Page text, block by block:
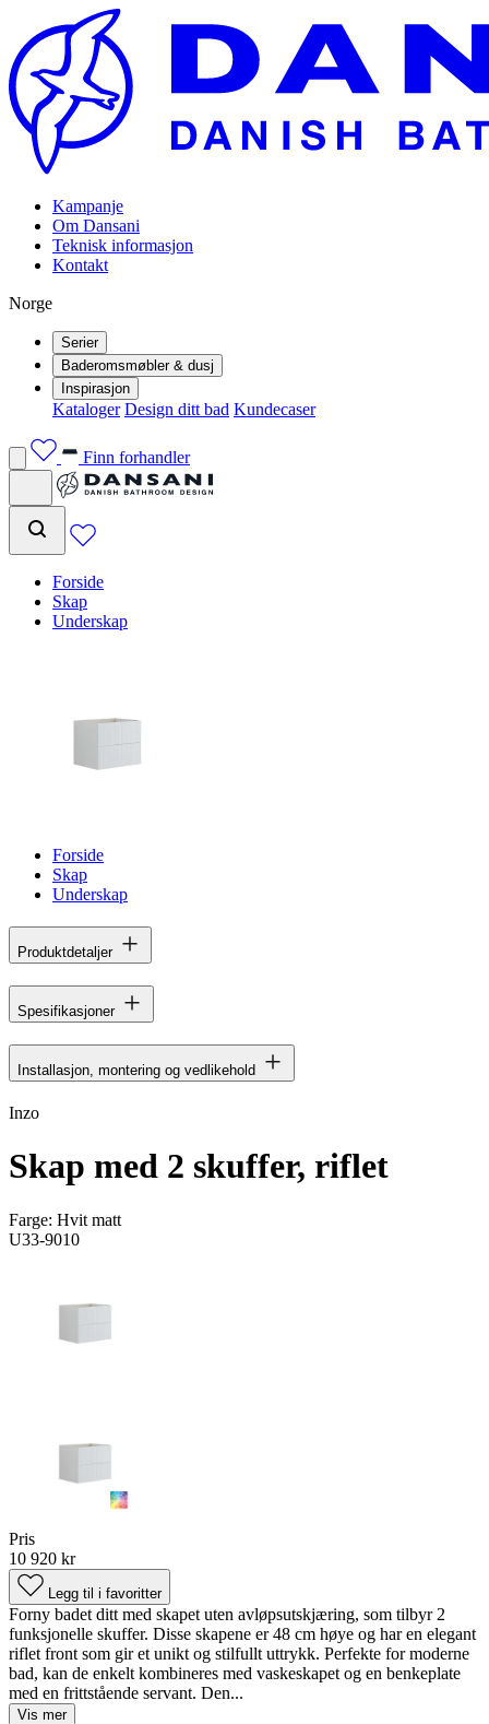
Kampanje
Om Dansani
Teknisk informasjon
Kontakt
Norge
Serier
Baderomsmøbler & dusj
Inspirasjon
Kataloger Design ditt bad Kundecaser
Finn forhandler
Forside
Skap
Underskap
Forside
Skap
Underskap
Produktdetaljer
Spesifikasjoner
Installasjon, montering og vedlikehold
Inzo
Skap med 2 skuffer, riflet
Farge: Hvit matt
U33-9010
Pris
10 920 kr
Legg til i favoritter
Forny badet ditt med skapet uten avløpsutskjæring, som tilbyr 2
funksjonelle skuffer. Disse skapene er 48 cm høye og har en elegant
riflet front som gir et unikt og stilfullt uttrykk. Perfekte for moderne
bad, kan de enkelt kombineres med vaskeskapet og en benkeplate
med en frittstående servant. Den...
Vis mer